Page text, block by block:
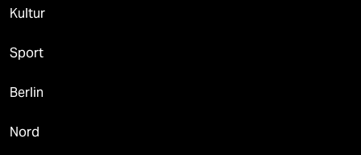
Kultur
Sport
Berlin
Nord